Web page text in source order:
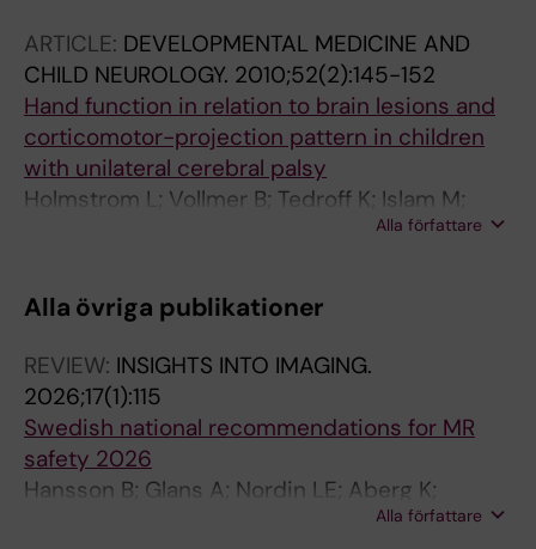
ARTICLE: DEVELOPMENTAL MEDICINE AND
CHILD NEUROLOGY. 2010;52(2):145-152
Hand function in relation to brain lesions and
corticomotor-projection pattern in children
with unilateral cerebral palsy
Holmstrom L; Vollmer B; Tedroff K; Islam M;
Persson JK; Kits A; Forssberg H; Eliasson A-C
Alla författare
Alla övriga publikationer
REVIEW: INSIGHTS INTO IMAGING.
2026;17(1):115
Swedish national recommendations for MR
safety 2026
Hansson B; Glans A; Nordin LE; Aberg K;
Owman T; Petersen C; Sandberg A; Darhult V;
Alla författare